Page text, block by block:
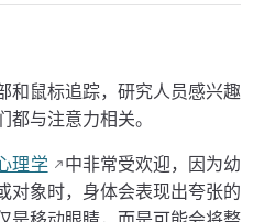
和鼠标追踪，研究人员感兴趣
与注意力相关。
理学
中非常受欢迎，因为幼
对象时，身体会表现出夸张的